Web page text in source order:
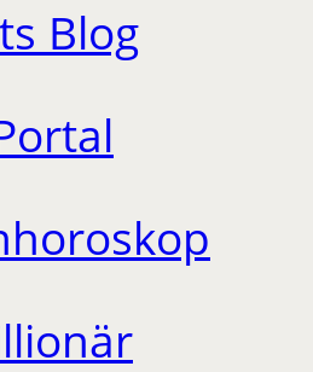
Blog